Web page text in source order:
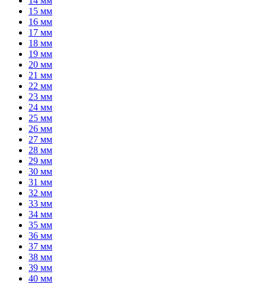
15 мм
16 мм
17 мм
18 мм
19 мм
20 мм
21 мм
22 мм
23 мм
24 мм
25 мм
26 мм
27 мм
28 мм
29 мм
30 мм
31 мм
32 мм
33 мм
34 мм
35 мм
36 мм
37 мм
38 мм
39 мм
40 мм